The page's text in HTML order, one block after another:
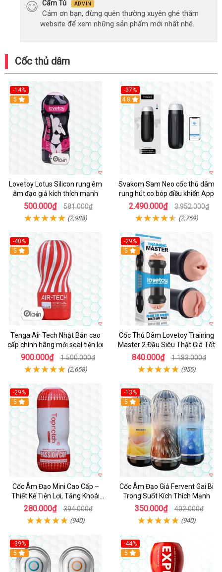
Cẩm Tú ADMIN
Cảm ơn bạn, đừng quên thường xuyên ghé thăm
website để xem những sản phẩm mới nhất nhé.
Cốc thủ dâm
-14%
Hot
5
Lovetoy Lotus Silicon rung êm
âm đạo giả kích thích mạnh
500.000₫ 581.000₫
(2,988)
-37%
4.8
Svakom Sam Neo cốc thủ dâm
rung hút co bóp điều khiển App
2.490.000₫ 3.952.000₫
(2,759)
-40%
Hot
5
Tenga Air Tech Nhật Bản cao
cấp chính hãng mới seal tiện lợi
900.000₫ 1.500.000₫
(2,658)
-29%
Hot
5
Cốc Thủ Dâm Lovetoy Training
Master 2 Đầu Siêu Thật Giá Tốt
840.000₫ 1.183.000₫
(955)
-29%
5
Cốc Âm Đạo Mini Cao Cấp –
Thiết Kế Tiện Lợi, Tăng Khoái
Cảm
280.000₫ 394.000₫
(940)
-13%
Hot
5
Cốc Âm Đạo Giả Fervent Gai Bi
Trong Suốt Kích Thích Mạnh
350.000₫ 402.000₫
(940)
-39%
Hot
5
-44%
Hot
5